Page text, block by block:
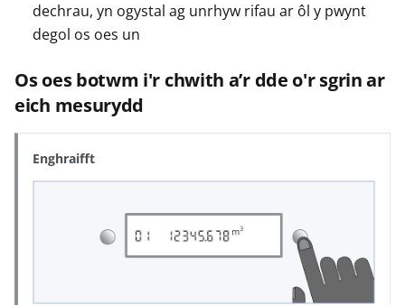
dechrau, yn ogystal ag unrhyw rifau ar ôl y pwynt
degol os oes un
Os oes botwm i'r chwith a’r dde o'r sgrin ar
eich mesurydd
Enghraifft